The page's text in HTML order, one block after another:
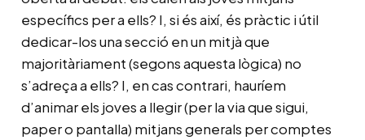
específics per a ells? I, si és així, és pràctic i útil
dedicar-los una secció en un mitjà que
majoritàriament (segons aquesta lògica) no
s’adreça a ells? I, en cas contrari, hauríem
d’animar els joves a llegir (per la via que sigui,
paper o pantalla) mitjans generals per comptes